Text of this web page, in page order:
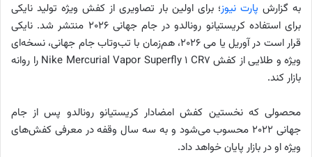
به گزارش پارت نیوز؛ برای اولین بار تصاویری از کفش ویژه تولید نایکی
برای استفاده کریستیانو رونالدو در جام جهانی ۲۰۲۶ منتشر شد. نایکی
قرار است در آوریل یا می ۲۰۲۶، هم‌زمان با تب‌وتاب جام جهانی، نسخه‌ای
ویژه و طلایی از کفش Nike Mercurial Vapor Superfly ۱ CR۷ را روانه
بازار کند.
محصولی که نخستین کفش امضادار کریستیانو رونالدو پس از جام
جهانی ۲۰۲۲ محسوب می‌شود و به سه سال وقفه در معرفی کفش‌های
ویژه او در بازار پایان خواهد داد.